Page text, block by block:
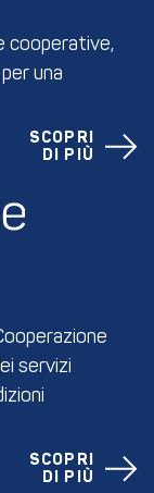
cooperative,
una
SCOPRI
DI PIÙ
servizi
SCOPRI
DI PIÙ